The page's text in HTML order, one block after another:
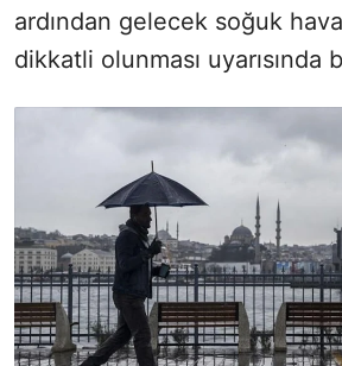
ardından gelecek soğuk hava
dikkatli olunması uyarısında